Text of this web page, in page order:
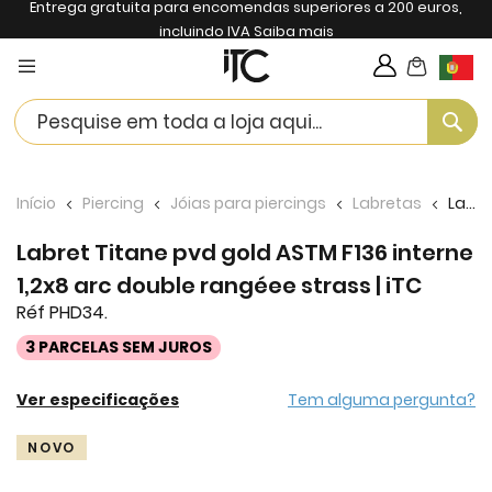
Entrega gratuita para encomendas superiores a 200 euros,
incluindo IVASaiba mais
My Cart
Início Piercing Jóias para piercings Labretas Labret Titane pvd gold ASTM F136 interne 1,2x8 arc double rangéee strass | iTC
Labret Titane pvd gold ASTM F136 interne
1,2x8 arc double rangéee strass | iTC
Réf PHD34.
3 PARCELAS SEM JUROS
Ver especificações Tem alguma pergunta?
Skip
NOVO